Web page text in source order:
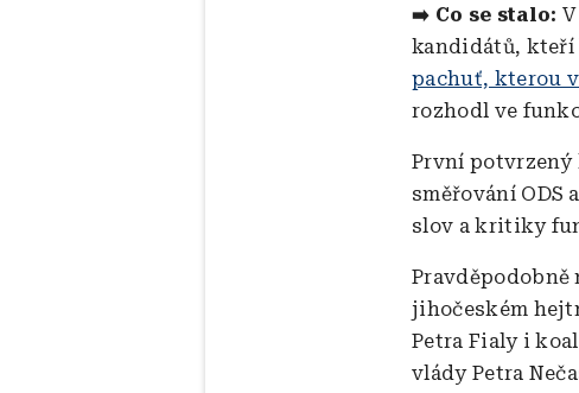
➡️ Co se stalo:
kandidátů, kteří
pachuť, kterou
rozhodl ve
První potvrzený
směřování
slov a kritiky
Pravděpodobně
jihočeském
Petra Fialy i
vlády Petra